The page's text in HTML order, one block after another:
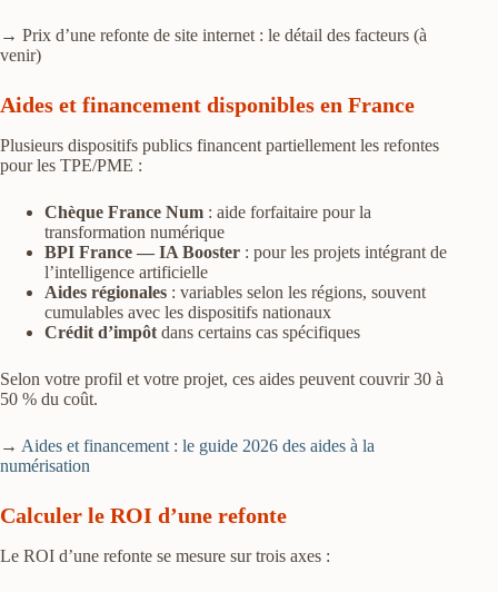
→ Prix d’une refonte de site internet : le détail des facteurs (à
venir)
Aides et financement disponibles en France
Plusieurs dispositifs publics financent partiellement les refontes
pour les TPE/PME :
Chèque France Num : aide forfaitaire pour la
transformation numérique
BPI France — IA Booster : pour les projets intégrant de
l’intelligence artificielle
Aides régionales : variables selon les régions, souvent
cumulables avec les dispositifs nationaux
Crédit d’impôt dans certains cas spécifiques
Selon votre profil et votre projet, ces aides peuvent couvrir 30 à
50 % du coût.
→ Aides et financement : le guide 2026 des aides à la
numérisation
Calculer le ROI d’une refonte
Le ROI d’une refonte se mesure sur trois axes :